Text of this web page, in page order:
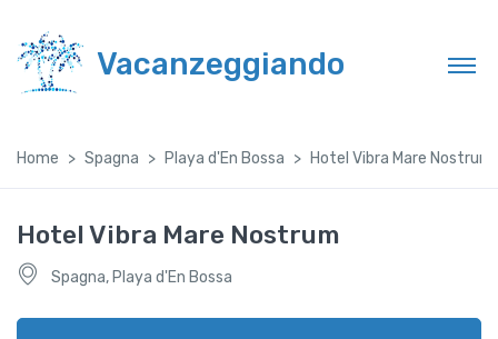
Vacanzeggiando
Home Spagna Playa d'En Bossa Hotel Vibra Mare Nostrum
Hotel Vibra Mare Nostrum
Spagna, Playa d'En Bossa